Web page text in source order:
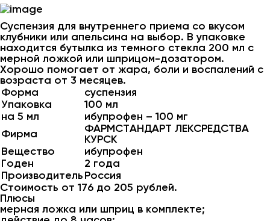
Суспензия для внутреннего приема со вкусом
клубники или апельсина на выбор. В упаковке
находится бутылка из темного стекла 200 мл с
мерной ложкой или шприцом-дозатором.
Хорошо помогает от жара, боли и воспалений с
возраста от 3 месяцев.
Форма
суспензия
Упаковка
100 мл
на 5 мл
ибупрофен – 100 мг
Фирма
ФАРМСТАНДАРТ ЛЕКСРЕДСТВА
КУРСК
Вещество
ибупрофен
Годен
2 года
ПроизводительРоссия
Стоимость от 176 до 205 рублей.
Плюсы
мерная ложка или шприц в комплекте;